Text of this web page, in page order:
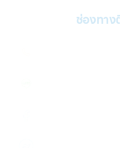
ช่องทา